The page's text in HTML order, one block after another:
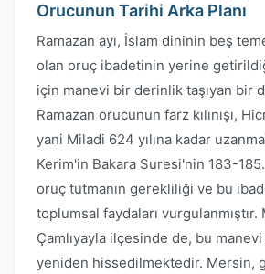
Orucunun Tarihi Arka Planı
Ramazan ayı, İslam dininin beş
olan oruç ibadetinin yerine
için manevi bir derinlik taşıyan bir
Ramazan orucunun farz kılınışı,
yani Miladi 624 yılına kadar
Kerim'in Bakara Suresi'nin 183-
oruç tutmanın gerekliliği ve bu
toplumsal faydaları vurgulanmıştır.
Çamlıyayla ilçesinde de, bu
yeniden hissedilmektedir. Mersin,